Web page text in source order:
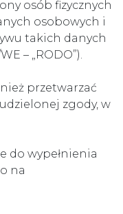
osób fizycznych
osobowych i
takich danych
– „RODO”).
przetwarzać
zgody, w
do wypełnienia
na